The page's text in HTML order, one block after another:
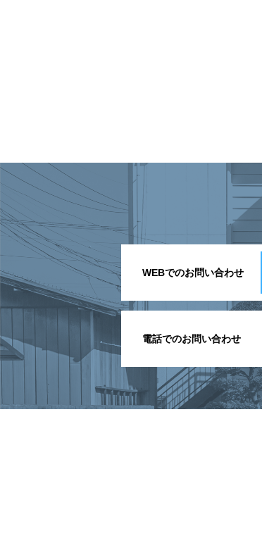
WEBでのお問い合わせ
電話でのお問い合わせ